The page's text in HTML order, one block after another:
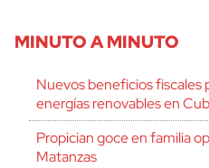
MINUTO A MINUTO
Nuevos beneficios fiscales
energías renovables en
Propician goce en familia
Matanzas